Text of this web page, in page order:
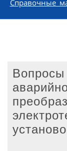
Справочные
Вопросы